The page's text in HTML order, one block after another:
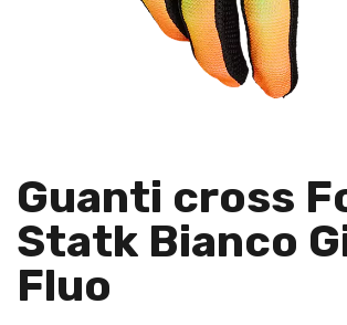
Guanti cross
Statk Bianco
Fluo